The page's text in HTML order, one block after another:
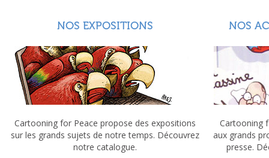
NOS EXPOSITIONS
Cartooning for Peace propose des expositions
sur les grands sujets de notre temps. Découvrez
notre catalogue.
NOS
Cartooning
aux grands
presse.